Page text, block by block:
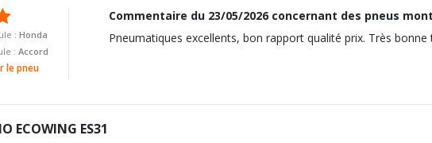
110
compatibilité, nous vous conseillons de contacter directement le constructeur.
: Honda
: Accord
le pneu
Commentaire du 23/05/2026concernant des pneus
Pneumatiques excellents, bon rapport qualité prix. Très bonne
ECOWING ES31